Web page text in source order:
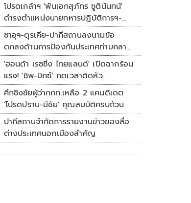
โปรดเกล้าฯ 'พันเอกสุภัทร ชูตินันทน์'
ดำรงตำแหน่งนายทหารปฏิบัติการฯ-
พระราชทานยศ 'พลตรี'
ซาอุฯ-ตุรเคีย-ปากีสถานลงนามข้อ
ตกลงด้านการป้องกันประเทศท่ามกลาง
สงครามในภูมิภาค
'ฮอนด้า เรซซิ่ง ไทยแลนด์' เปิดฉากร้อน
แรง! 'ชิพ-มิกซ์' กดเวลาติดหัว
แถว ARRC สนาม 4 ที่มัลดาลิกา
ศึกชิงชัยผู้ว่ากกท.เหลือ 2 แคนดิเดต
'โปรดปราน-มีชัย' คุณสมบัติครบถ้วน
ปากีสถานจำกัดการรายงานข่าวของสื่อ
ต่างประเทศนอกเมืองสำคัญ